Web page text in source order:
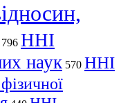
796 ННІ
наук 570 ННІ